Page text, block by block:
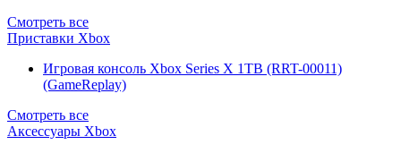
Смотреть все
Приставки Xbox
Игровая консоль Xbox Series X 1TB (RRT-00011)
(GameReplay)
Смотреть все
Аксессуары Xbox